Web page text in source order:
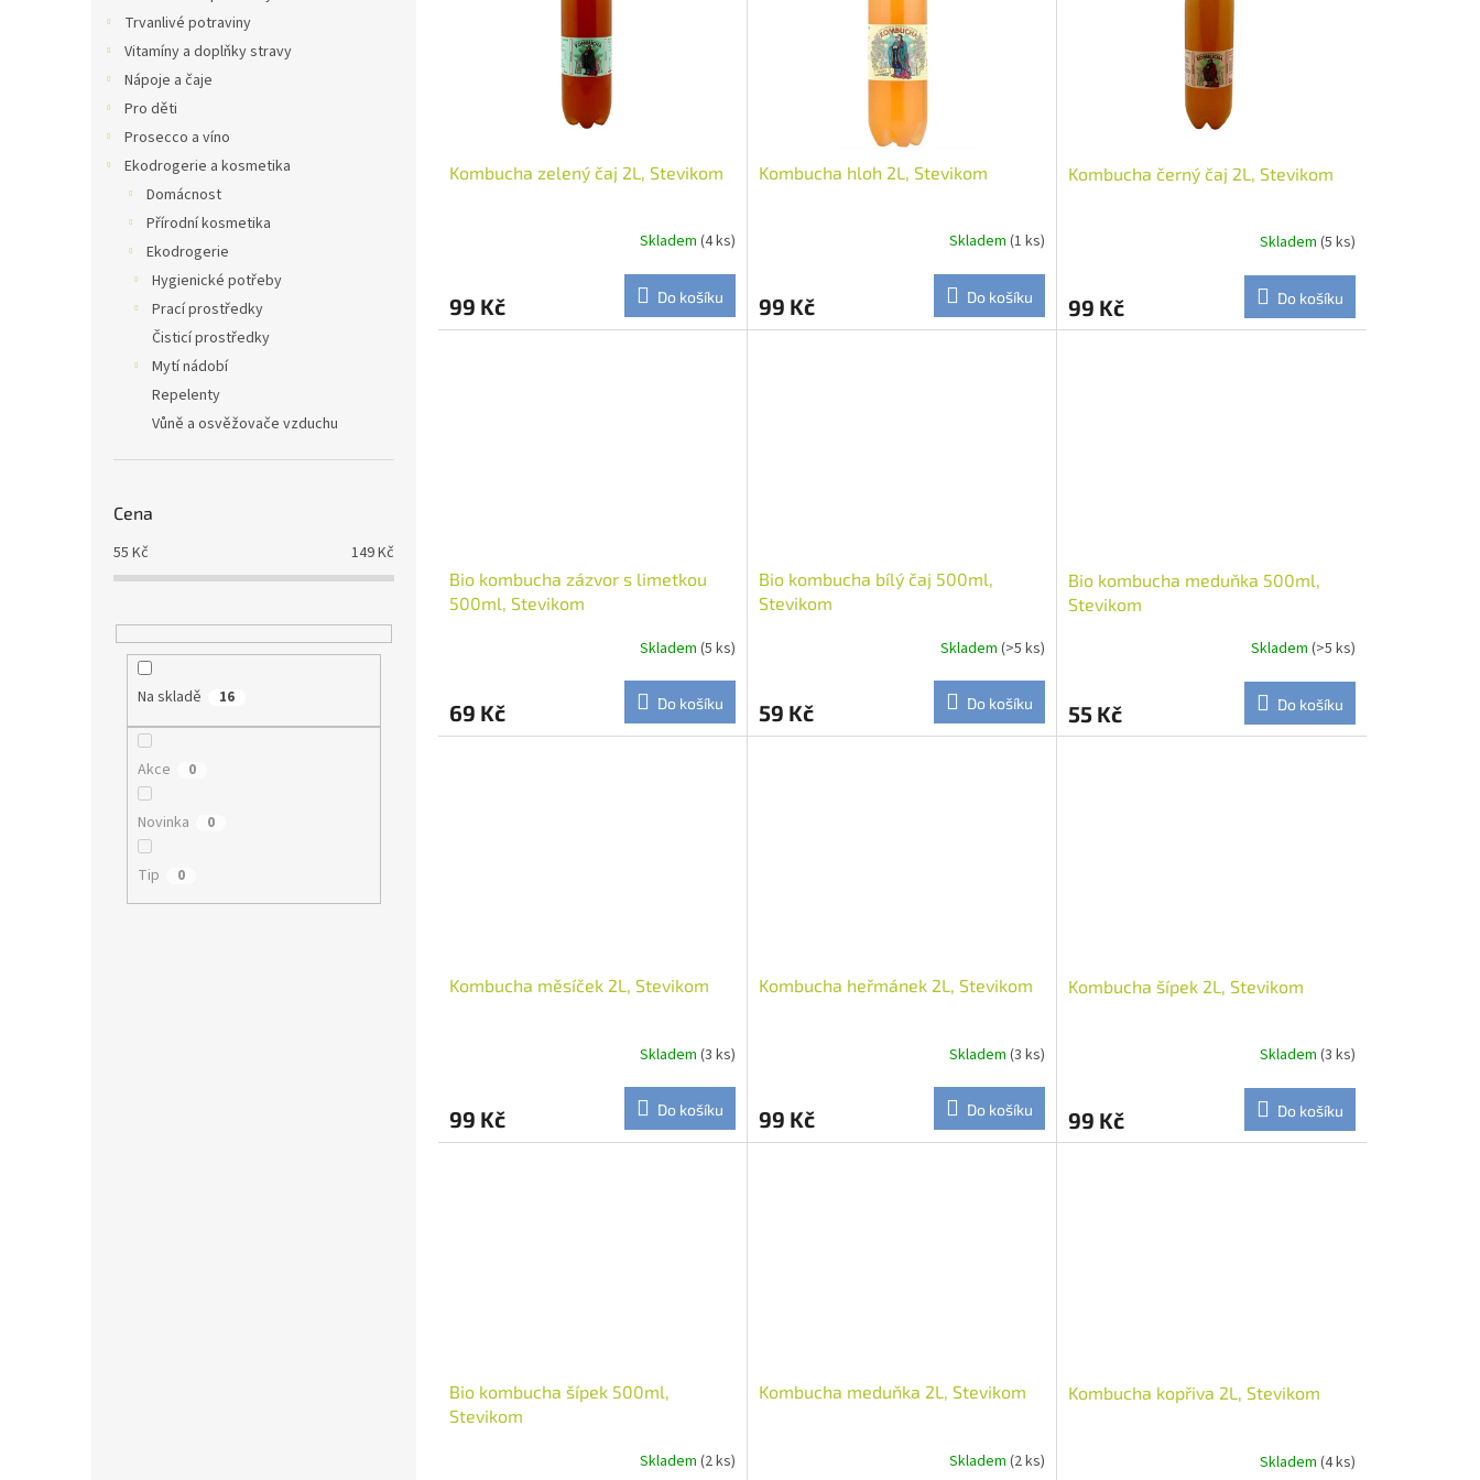
Trvanlivé potraviny
Vitamíny a doplňky stravy
Nápoje a čaje
Pro děti
Prosecco a víno
Ekodrogerie a kosmetika
Domácnost
Přírodní kosmetika
Ekodrogerie
Hygienické potřeby
Prací prostředky
Čisticí prostředky
Mytí nádobí
Repelenty
Vůně a osvěžovače vzduchu
Cena
55 Kč 149Kč
Na skladě 16
Akce 0
Novinka 0
Tip 0
Kombucha zelený čaj 2L, Stevikom
Skladem (4 ks)
99 Kč Do košíku
Kombucha hloh 2L, Stevikom
Skladem (1 ks)
99 Kč Do košíku
Kombucha černý čaj 2L, Stevikom
Skladem (5 ks)
99 Kč Do košíku
Bio kombucha zázvor s limetkou
500ml, Stevikom
Skladem (5 ks)
69 Kč Do košíku
Bio kombucha bílý čaj 500ml,
Stevikom
Skladem (>5 ks)
59 Kč Do košíku
Bio kombucha meduňka 500ml,
Stevikom
Skladem (>5 ks)
55 Kč Do košíku
Kombucha měsíček 2L, Stevikom
Skladem (3 ks)
99 Kč Do košíku
Kombucha heřmánek 2L, Stevikom
Skladem (3 ks)
99 Kč Do košíku
Kombucha šípek 2L, Stevikom
Skladem (3 ks)
99 Kč Do košíku
Bio kombucha šípek 500ml,
Stevikom
Skladem (2 ks)
Kombucha meduňka 2L, Stevikom
Skladem (2 ks)
Kombucha kopřiva 2L, Stevikom
Skladem (4 ks)